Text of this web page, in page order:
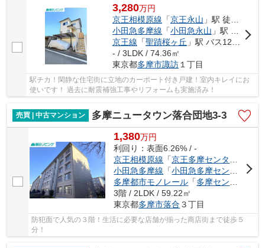
3,280万円
京王相模原線 「京王永山 」駅 徒歩9分
小田急多摩線 「小田急永山 」駅 徒歩9分
京王線 「聖蹟桜ヶ丘 」駅 バス12分 「諏訪神社（多摩市）」 停歩7分
- / 3LDK / 74.36㎡
東京都多摩市諏訪１丁目
駅チカ！閑静な住宅街に立地のカーポート付き戸建！室内キレイにお
使いです！ 過去に耐震補強工事やリフォームも実施済み！
売買 | 中古マンション 多摩ニュータウン落合団地3-3
1,380万円
利回り：表面6.26% / -
京王相模原線 「京王多摩センター
小田急多摩線 「小田急多摩センター
」駅
多摩都市モノレール 「多摩センター
3階 / 2LDK / 59.22㎡
東京都多摩市落合 ３丁目
防犯面で人気の３階！生活に必要な店舗が揃った商店街まで徒歩５
分！